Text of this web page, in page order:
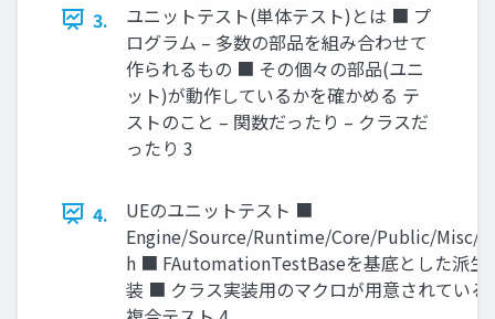
3.
ユニットテスト(単体テスト)とは ■ プ
ログラム – 多数の部品を組み合わせて
作られるもの ■ その個々の部品(ユニ
ット)が動作しているかを確かめる テ
ストのこと – 関数だったり – クラスだ
ったり 3
4.
UEのユニットテスト ■
Engine/Source/Runtime/Core/Public/Misc/
h ■ FAutomationTestBaseを基底とした派生
装 ■ クラス実装用のマクロが用意されている